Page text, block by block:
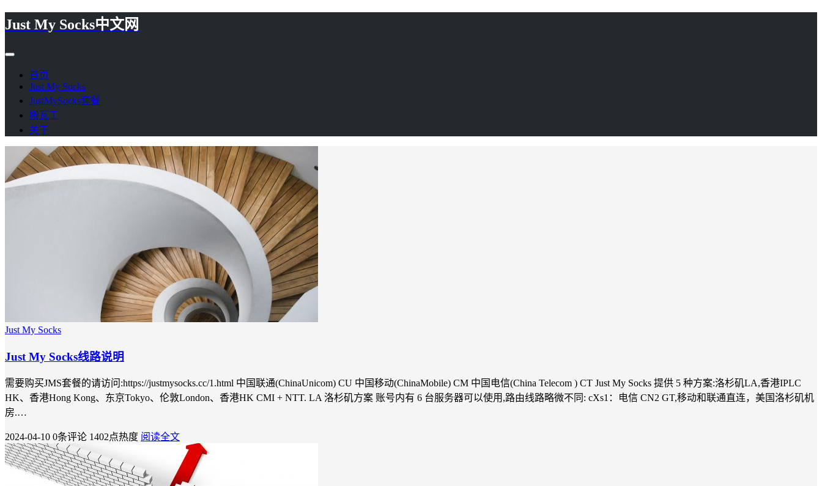
Just My Socks中文网
首页
Just My Socks
JustMySocks套餐
搬瓦工
关于
Just My Socks
Just My Socks线路说明
需要购买JMS套餐的请访问:https://justmysocks.cc/1.html 中国联通(ChinaUnicom) CU 中国移动(ChinaMobile) CM 中国电信(China Telecom ) CT Just My Socks 提供 5 种方案:洛杉矶LA,香港IPLC
HK、香港Hong Kong、东京Tokyo、伦敦London、香港HK CMI + NTT. LA 洛杉矶方案 账号内有 6 台服务器可以使用,路由线路略微不同: cXs1：电信 CN2 GT,移动和联通直连，美国洛杉矶机
房.…
2024-04-10 0条评论 1402点热度 阅读全文